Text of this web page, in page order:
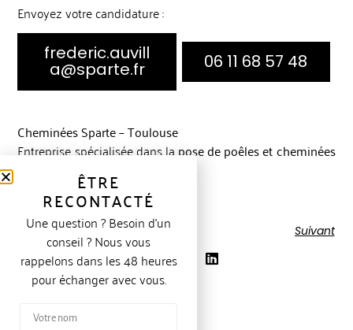
Envoyez votre candidature :
frederic.auvill
a@sparte.fr 06 11 68 57 48
Cheminées Sparte – Toulouse
Entreprise spécialisée dans la pose de poêles et cheminées
depuis plus de 50 ans
Précédent Suivant
Partager l'article :
ÊTRE
RECONTACTÉ
Une question ? Besoin d’un
conseil ? Nous vous
rappelons dans les 48 heures
pour échanger avec vous.